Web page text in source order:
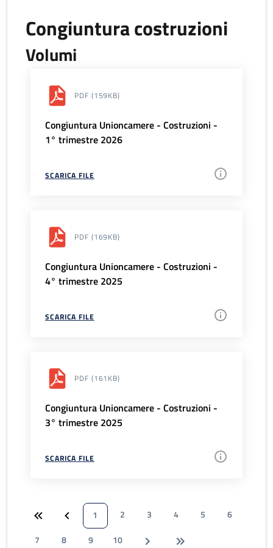
Congiuntura costruzioni
Volumi
PDF (159KB)
Congiuntura Unioncamere - Costruzioni -
1° trimestre 2026
SCARICA FILE
PDF (169KB)
Congiuntura Unioncamere - Costruzioni -
4° trimestre 2025
SCARICA FILE
PDF (161KB)
Congiuntura Unioncamere - Costruzioni -
3° trimestre 2025
SCARICA FILE
1 2 3 4 5
6
7
8 9 10